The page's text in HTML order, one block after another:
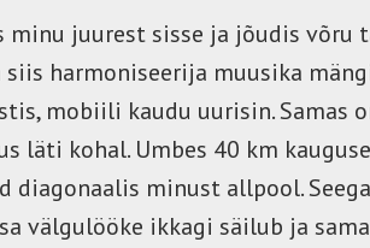
minu juurest sisse ja jõudis võru
harmoniseerija muusika
mobiili kaudu uurisin. Samas
läti kohal. Umbes 40 km
diagonaalis minust allpool.
välgulööke ikkagi säilub ja